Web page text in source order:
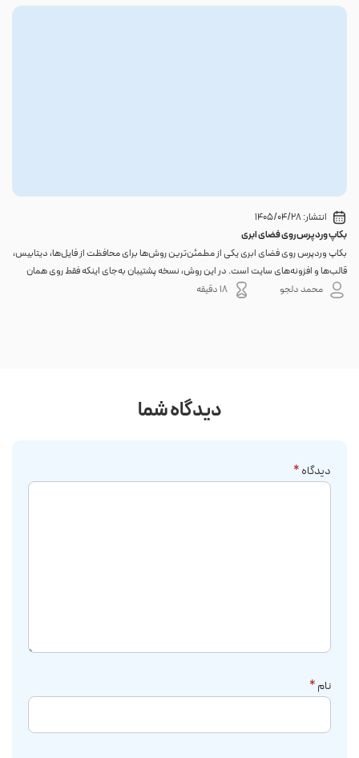
انتشار:1405/04/28
بکاپ وردپرس روی فضای ابری
بکاپ وردپرس روی فضای ابری یکی از مطمئن‌ترین روش‌ها برای محافظت از فایل‌ها، دیتابیس،
قالب‌ها و افزونه‌های سایت است. در این روش، نسخه پشتیبان به‌جای اینکه فقط روی همان
هاست اصلی باقی بماند، به یک فضای جداگانه منتقل می‌شود؛ بنابراین خرابی سرور، هک
محمد دلجو 18 دقیقه
دیدگاه شما
دیدگاه*
نام*